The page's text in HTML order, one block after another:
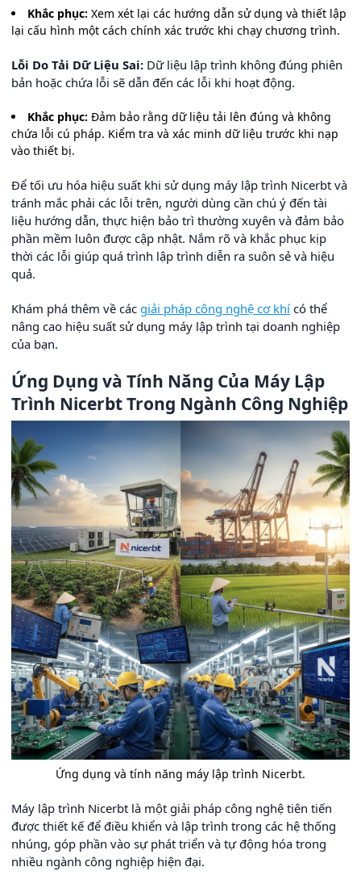
Khắc phục: Xem xét lại các hướng dẫn sử dụng và thiết lập
lại cấu hình một cách chính xác trước khi chạy chương trình.
Lỗi Do Tải Dữ Liệu Sai: Dữ liệu lập trình không đúng phiên
bản hoặc chứa lỗi sẽ dẫn đến các lỗi khi hoạt động.
Khắc phục: Đảm bảo rằng dữ liệu tải lên đúng và không
chứa lỗi cú pháp. Kiểm tra và xác minh dữ liệu trước khi nạp
vào thiết bị.
Để tối ưu hóa hiệu suất khi sử dụng máy lập trình Nicerbt và
tránh mắc phải các lỗi trên, người dùng cần chú ý đến tài
liệu hướng dẫn, thực hiện bảo trì thường xuyên và đảm bảo
phần mềm luôn được cập nhật. Nắm rõ và khắc phục kịp
thời các lỗi giúp quá trình lập trình diễn ra suôn sẻ và hiệu
quả.
Khám phá thêm về các giải pháp công nghệ cơ khí có thể
nâng cao hiệu suất sử dụng máy lập trình tại doanh nghiệp
của bạn.
Ứng Dụng và Tính Năng Của Máy Lập
Trình Nicerbt Trong Ngành Công Nghiệp
Ứng dụng và tính năng máy lập trình Nicerbt.
Máy lập trình Nicerbt là một giải pháp công nghệ tiên tiến
được thiết kế để điều khiển và lập trình trong các hệ thống
nhúng, góp phần vào sự phát triển và tự động hóa trong
nhiều ngành công nghiệp hiện đại.